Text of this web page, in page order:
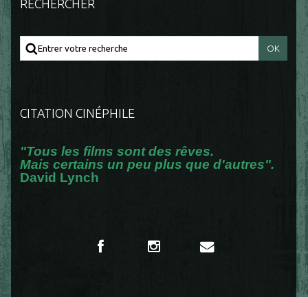
RECHERCHER
CITATION CINÉPHILE
"Tous les films sont des rêves.
Mais certains un peu plus que d'autres".
David Lynch